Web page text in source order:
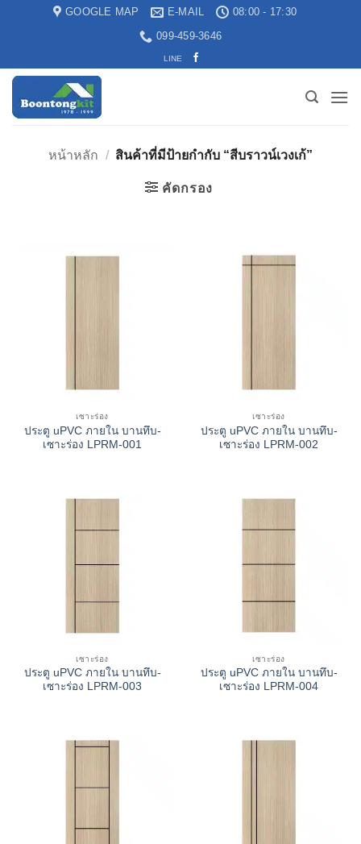
GOOGLE MAP E-MAIL
08:00 - 17:30
099-459-3646
LINE
หน้าหลัก / สินค้าที่มีป้ายกำกับ “สีบราวน์เวงเก้”
คัดกรอง
เซาะร่อง
ประตู uPVC ภายใน บานทึบ-
เซาะร่อง LPRM-001
เซาะร่อง
ประตู uPVC ภายใน บานทึบ-
เซาะร่อง LPRM-002
เซาะร่อง
ประตู uPVC ภายใน บานทึบ-
เซาะร่อง LPRM-003
เซาะร่อง
ประตู uPVC ภายใน บานทึบ-
เซาะร่อง LPRM-004